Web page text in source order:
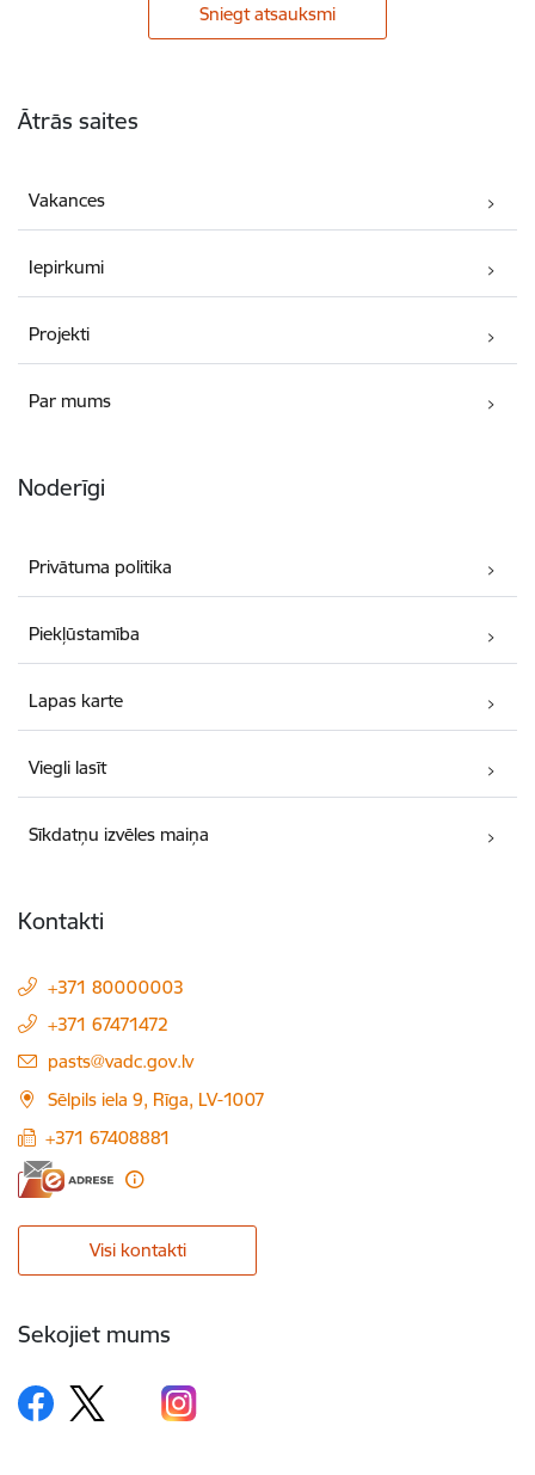
Sniegt atsauksmi
Ātrās saites
Vakances
Iepirkumi
Projekti
Par mums
Noderīgi
Privātuma politika
Piekļūstamība
Lapas karte
Viegli lasīt
Sīkdatņu izvēles maiņa
Kontakti
+371 80000003
+371 67471472
E-pasts:
pasts@vadc.gov.lv
Sēlpils iela 9, Rīga, LV-1007
+371 67408881
Visi kontakti
Sekojiet mums